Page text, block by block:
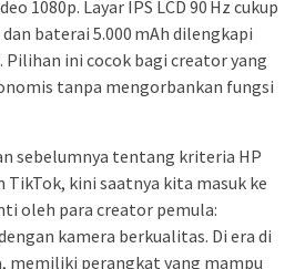
1080p. Layar IPS LCD 90 Hz cukup
baterai 5.000 mAh dilengkapi
Pilihan ini cocok bagi creator yang
tanpa mengorbankan fungsi
sebelumnya tentang kriteria HP
kini saatnya kita masuk ke
oleh para creator pemula:
kamera berkualitas. Di era di
memiliki perangkat yang mampu